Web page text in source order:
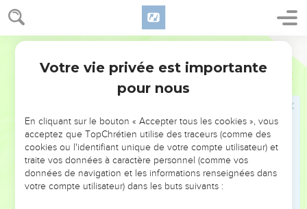
Jean 19
36 En effet, cela est arrivé afin que ce passage de l'Ecriture
soit accompli : Aucun de ses os ne sera brisé.
Ailleurs l'Ecriture dit encore : Ils verront celui qu'ils ont
Après cela, Joseph d'Arimathée, qui était disciple de
Jésus, mais en secret par crainte des chefs juifs, demanda à
Pilate la permission d'enlever le corps de Jésus. Pilate le lui
permit. Il vint donc et enleva le corps de Jésus.
Votre vie privée est importante
pour nous
En cliquant sur le bouton « Accepter tous les cookies », vous
acceptez que TopChrétien utilise des traceurs (comme des
cookies ou l'identifiant unique de votre compte utilisateur) et
traite vos données à caractère personnel (comme vos
données de navigation et les informations renseignées dans
votre compte utilisateur) dans les buts suivants :